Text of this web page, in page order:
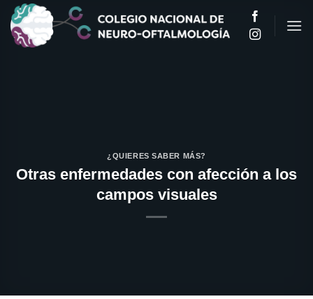
Saltar
contenido
¿QUIERES SABER MÁS?
Otras enfermedades con afección a los
campos visuales